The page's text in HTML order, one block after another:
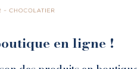
en ligne !